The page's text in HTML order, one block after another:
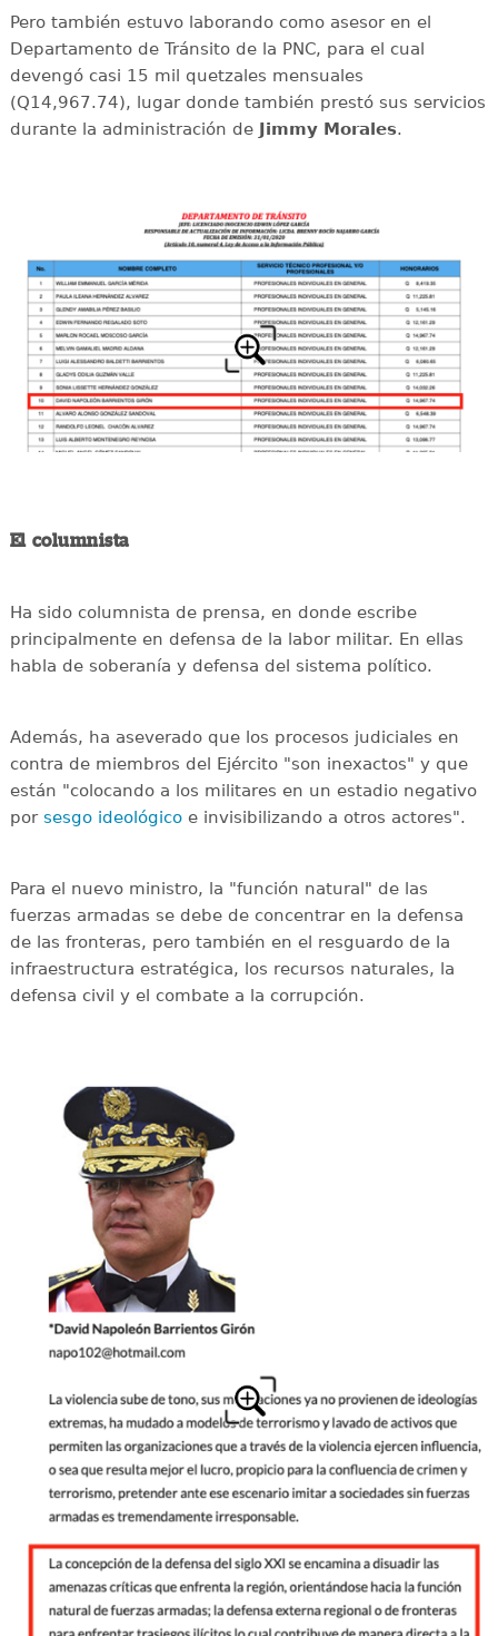
Pero también estuvo laborando como asesor en el
Departamento de Tránsito de la PNC, para el cual
devengó casi 15 mil quetzales mensuales
(Q14,967.74), lugar donde también prestó sus servicios
durante la administración de
Jimmy Morales.
El columnista
Ha sido columnista de prensa, en donde escribe
principalmente en defensa de la labor militar. En ellas
habla de soberanía y defensa del sistema político.
Además, ha aseverado que los procesos judiciales en
contra de miembros del Ejército "son inexactos" y que
están "colocando a los militares en un estadio negativo
por sesgo ideológicoe invisibilizando a otros actores".
Para el nuevo ministro, la "función natural" de las
fuerzas armadas se debe de concentrar en la defensa
de las fronteras, pero también en el resguardo de la
infraestructura estratégica, los recursos naturales, la
defensa civil y el combate a la corrupción.